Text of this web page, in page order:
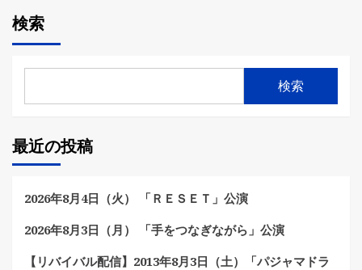
検索
検索
最近の投稿
2026年8月4日（火） 「ＲＥＳＥＴ」公演
2026年8月3日（月） 「手をつなぎながら」公演
【リバイバル配信】2013年8月3日（土）「パジャマドラ